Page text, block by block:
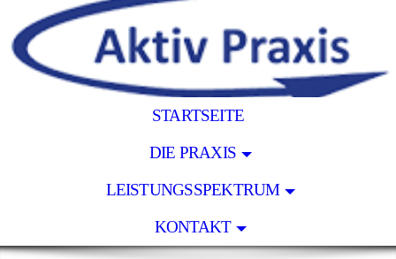
STARTSEITE
DIE PRAXIS
LEISTUNGSSPEKTRUM
KONTAKT